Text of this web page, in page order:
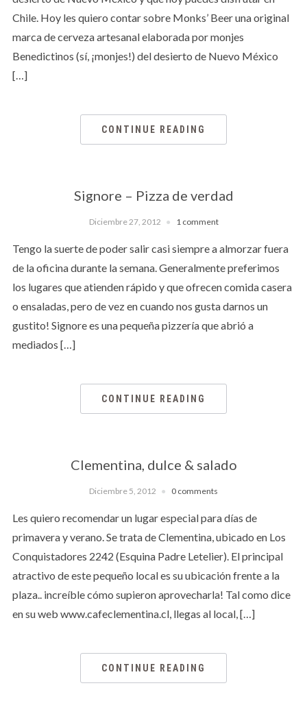
Chile. Hoy les quiero contar sobre Monks’ Beer una original
marca de cerveza artesanal elaborada por monjes
Benedictinos (sí, ¡monjes!) del desierto de Nuevo México
[…]
CONTINUE READING
Signore – Pizza de verdad
Diciembre 27, 2012 1 comment
Tengo la suerte de poder salir casi siempre a almorzar fuera
de la oficina durante la semana. Generalmente preferimos
los lugares que atienden rápido y que ofrecen comida casera
o ensaladas, pero de vez en cuando nos gusta darnos un
gustito! Signore es una pequeña pizzería que abrió a
mediados […]
CONTINUE READING
Clementina, dulce & salado
Diciembre 5, 2012 0 comments
Les quiero recomendar un lugar especial para días de
primavera y verano. Se trata de Clementina, ubicado en Los
Conquistadores 2242 (Esquina Padre Letelier). El principal
atractivo de este pequeño local es su ubicación frente a la
plaza.. increíble cómo supieron aprovecharla! Tal como dice
en su web www.cafeclementina.cl, llegas al local, […]
CONTINUE READING